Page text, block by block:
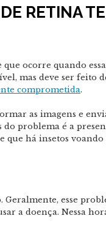
RETINA
ocorre quando
mas deve ser feito
comprometida.
as imagens e
problema é a
que há insetos
esse
a doença. Nessa